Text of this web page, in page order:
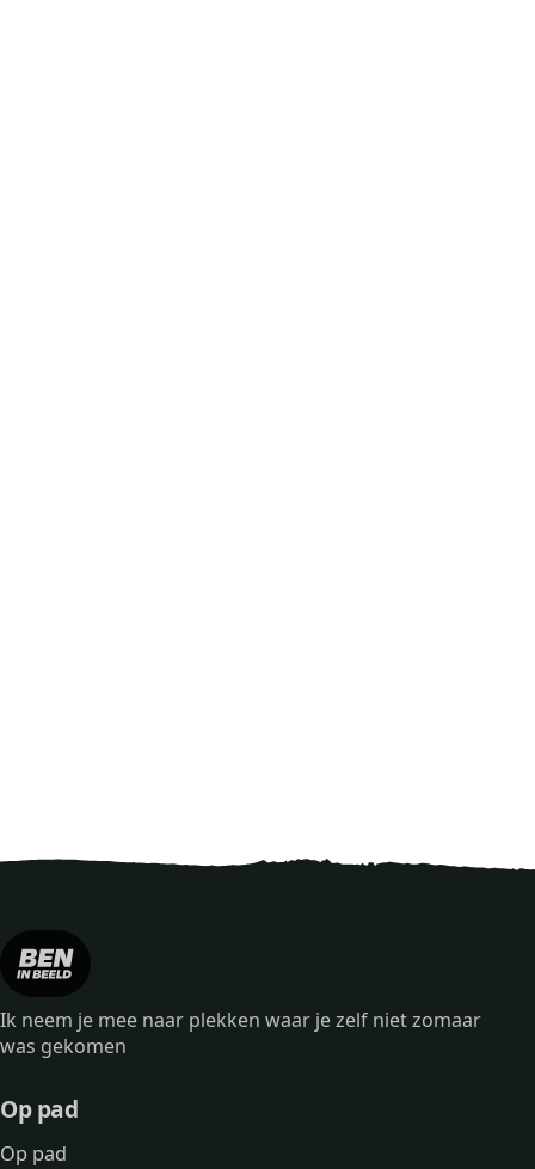
Ik neem je mee naar plekken waar je zelf niet zomaar
was gekomen
Op pad
Op pad